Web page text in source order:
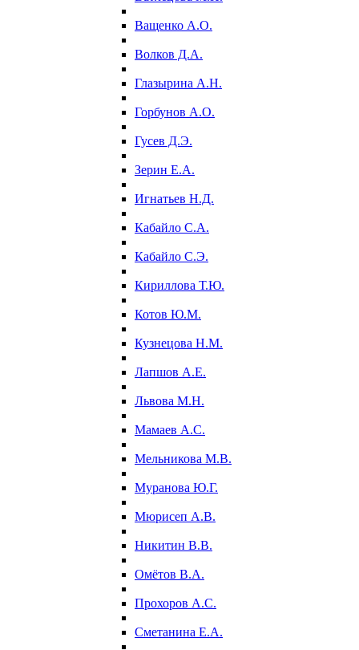
Ващенко А.О.
Волков Д.А.
Глазырина А.Н.
Горбунов А.О.
Гусев Д.Э.
Зерин Е.А.
Игнатьев Н.Д.
Кабайло С.А.
Кабайло С.Э.
Кириллова Т.Ю.
Котов Ю.М.
Кузнецова Н.М.
Лапшов А.Е.
Львова М.Н.
Мамаев А.С.
Мельникова М.В.
Муранова Ю.Г.
Мюрисеп А.В.
Никитин В.В.
Омётов В.А.
Прохоров А.С.
Сметанина Е.А.